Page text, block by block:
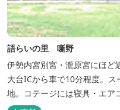
語らいの里 噺野
伊勢内宮別宮・瀧原宮にほど
大台ICから車で10分程度。
地。コテージには寝具・エア
わず楽しめます。 食器・調理